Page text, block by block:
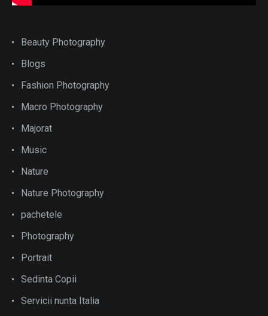
Beauty Photography
Blogs
Fashion Photography
Macro Photography
Majorat
Music
Nature
Nature Photography
pachetele
Photography
Portrait
Sedinta Copii
Servicii nunta Italia